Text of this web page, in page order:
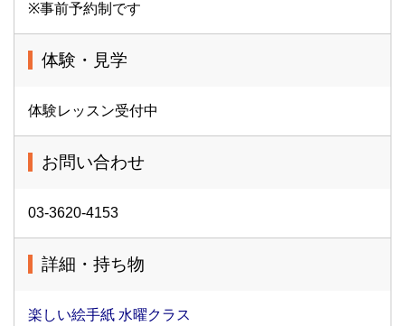
※事前予約制です
体験・見学
体験レッスン受付中
お問い合わせ
03-3620-4153
詳細・持ち物
楽しい絵手紙 水曜クラス